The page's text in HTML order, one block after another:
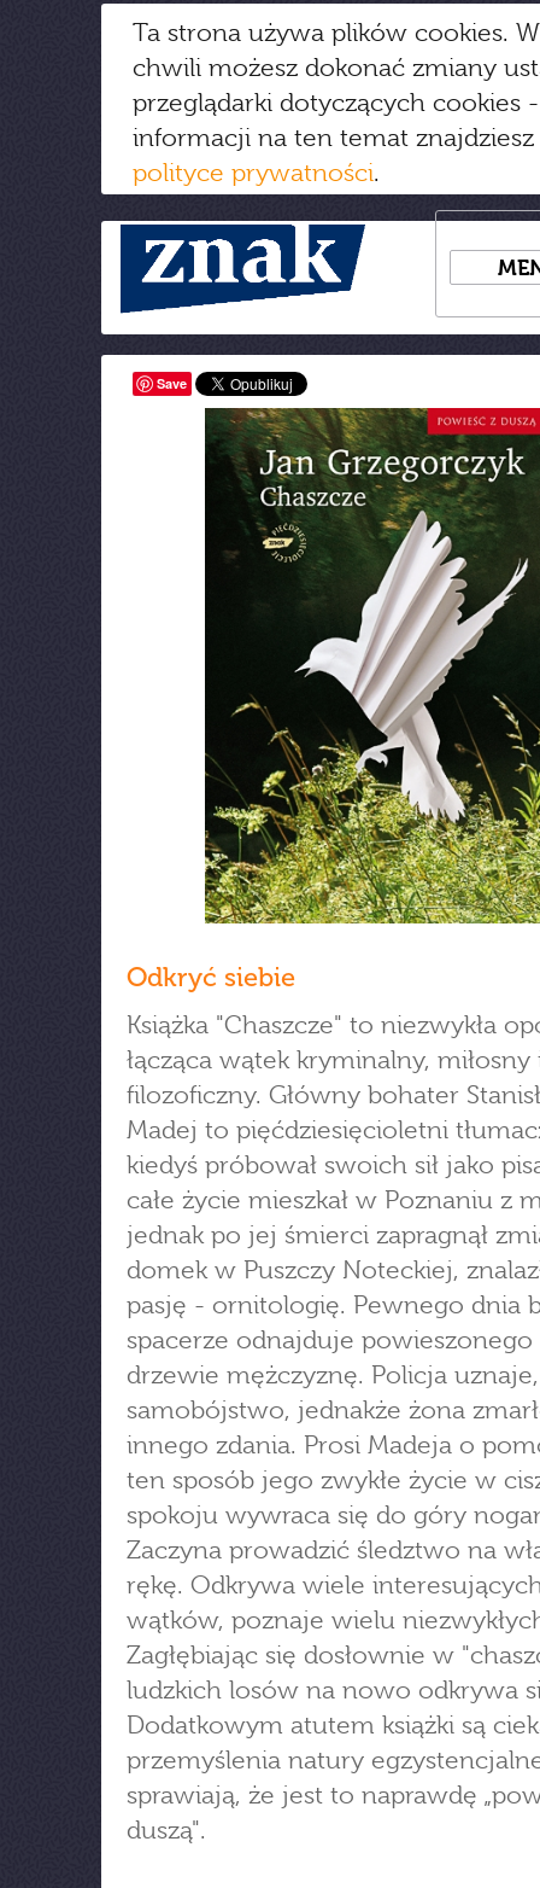
Ta strona używa plików cookies.
chwili możesz dokonać zmiany
przeglądarki dotyczących cookies
informacji na ten temat
polityce prywatności.
Save
Odkryć siebie
Książka "Chaszcze" to niezwykła
łącząca wątek kryminalny, miłosny
filozoficzny. Główny bohater
Madej to pięćdziesięcioletni
kiedyś próbował swoich sił jako
całe życie mieszkał w Poznaniu z
jednak po jej śmierci zapragnął
domek w Puszczy Noteckiej,
pasję - ornitologię. Pewnego dnia
spacerze odnajduje powieszonego
drzewie mężczyznę. Policja
samobójstwo, jednakże żona
innego zdania. Prosi Madeja o
ten sposób jego zwykłe życie w
spokoju wywraca się do góry
Zaczyna prowadzić śledztwo na
rękę. Odkrywa wiele
wątków, poznaje wielu
Zagłębiając się dosłownie w
ludzkich losów na nowo odkrywa
Dodatkowym atutem książki są
przemyślenia natury
sprawiają, że jest to naprawdę
duszą".